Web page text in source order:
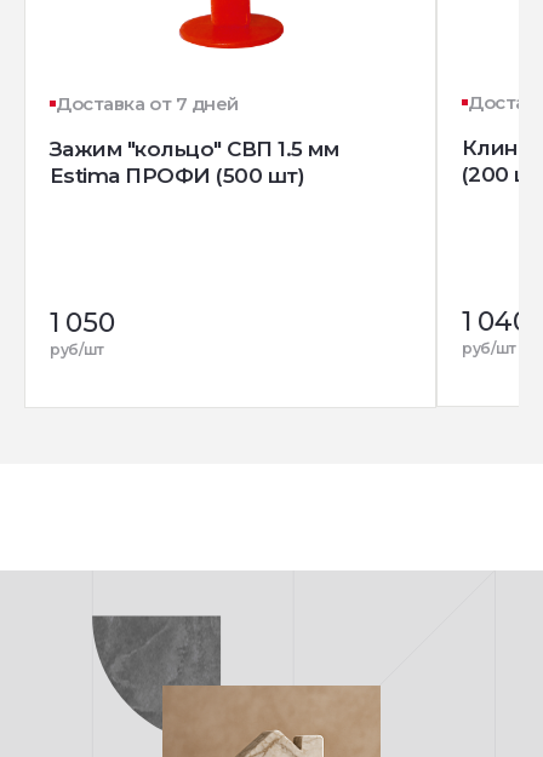
Доставка от 7 дней
Зажим "кольцо" СВП 1.5 мм
Estima ПРОФИ (500 шт)
1 050
руб/шт
Клин
(200
1 040
руб/шт